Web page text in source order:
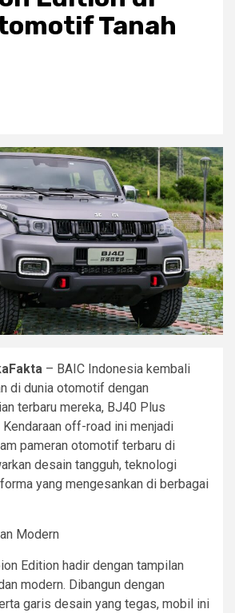
Tanah
– BAIC Indonesia kembali
di dunia otomotif dengan
terbaru mereka, BJ40 Plus
Kendaraan off-road ini menjadi
pameran otomotif terbaru di
desain tangguh, teknologi
yang mengesankan di berbagai
Modern
Edition hadir dengan tampilan
modern. Dibangun dengan
garis desain yang tegas, mobil ini